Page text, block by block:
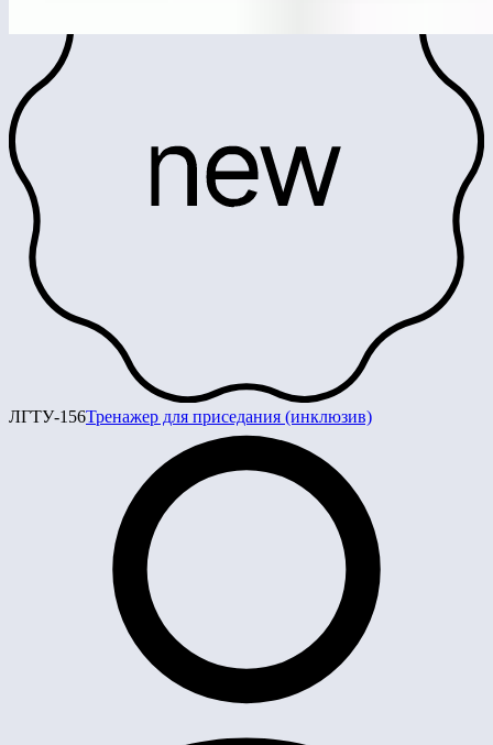
ЛГТУ-156Тренажер для приседания (инклюзив)